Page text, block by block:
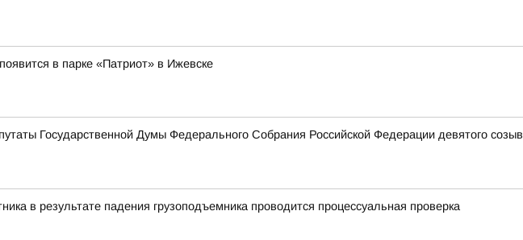
в парке «Патриот» в Ижевске
Государственной Думы Федерального Собрания Российской Федерации девятого
в результате падения грузоподъемника проводится процессуальная проверка